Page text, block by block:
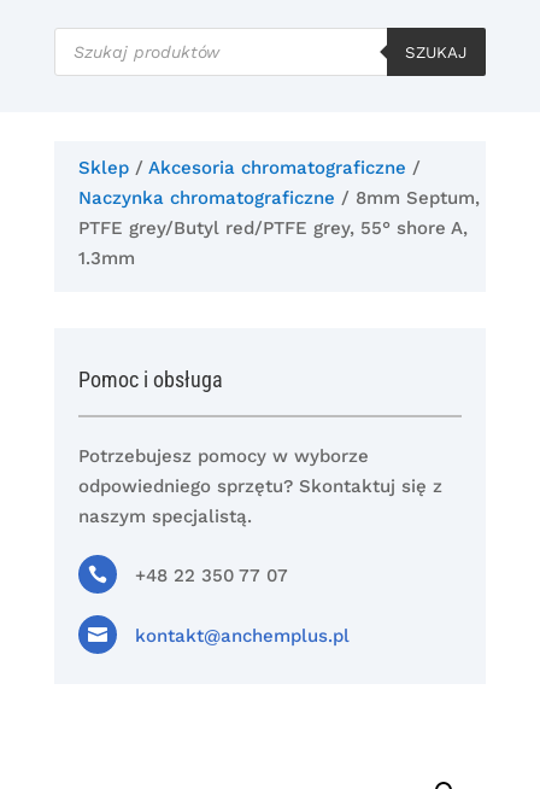
Wyszukiwarka
produktów
SZUKAJ
Sklep/ Akcesoria chromatograficzne /
Naczynka chromatograficzne / 8mm Septum,
PTFE grey/Butyl red/PTFE grey, 55° shore A,
1.3mm
Pomoc i obsługa
Potrzebujesz pomocy w wyborze
odpowiedniego sprzętu? Skontaktuj się z
naszym specjalistą.
 +48 22 350 77 07
 kontakt@anchemplus.pl